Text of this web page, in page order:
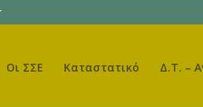
Οι ΣΣΕ Καταστατικό Δ.Τ. –